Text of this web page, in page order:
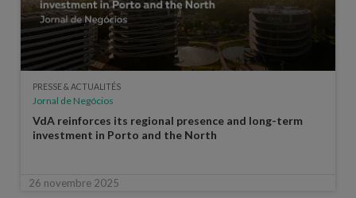
PRESSE & ACTUALITÉS
Jornal de Negócios
VdA reinforces its regional presence and long-term
investment in Porto and the North
26 novembre 2025